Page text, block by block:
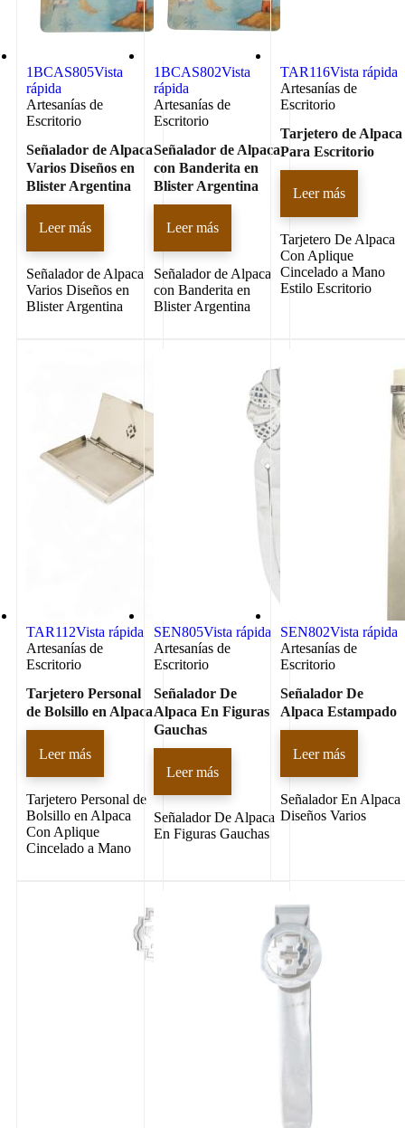
1BCAS805Vista
rápida
Artesanías de
Escritorio
Señalador de Alpaca
Varios Diseños en
Blister Argentina
Leer más
Señalador de Alpaca
Varios Diseños en
Blister Argentina
1BCAS802Vista
rápida
Artesanías de
Escritorio
Señalador de Alpaca
con Banderita en
Blister Argentina
Leer más
Señalador de Alpaca
con Banderita en
Blister Argentina
TAR116Vista rápida
Artesanías de
Escritorio
Tarjetero de Alpaca
Para Escritorio
Leer más
Tarjetero De Alpaca
Con Aplique
Cincelado a Mano
Estilo Escritorio
TAR112Vista rápida
Artesanías de
Escritorio
Tarjetero Personal
de Bolsillo en Alpaca
Leer más
Tarjetero Personal de
Bolsillo en Alpaca
Con Aplique
Cincelado a Mano
SEN805Vista rápida
Artesanías de
Escritorio
Señalador De
Alpaca En Figuras
Gauchas
Leer más
Señalador De Alpaca
En Figuras Gauchas
SEN802Vista rápida
Artesanías de
Escritorio
Señalador De
Alpaca Estampado
Leer más
Señalador En Alpaca
Diseños Varios